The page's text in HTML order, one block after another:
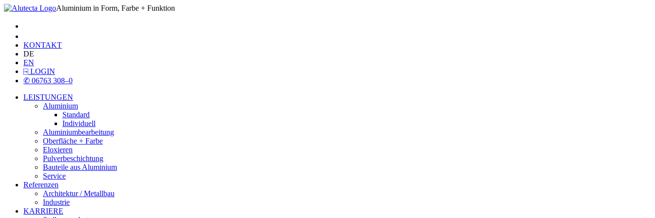
Aluminium in Form, Farbe + Funktion
KONTAKT
DE
EN
⍈ LOGIN
✆ 06763 308–0
LEISTUNGEN
Aluminium
Standard
Individuell
Aluminiumbearbeitung
Oberfläche + Farbe
Eloxieren
Pulverbeschichtung
Bauteile aus Aluminium
Service
Referenzen
Architektur / Metallbau
Industrie
KARRIERE